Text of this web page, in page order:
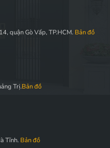
quận Gò Vấp, TP.HCM. Bản đồ
Trị.Bản đồ
Tĩnh. Bản đồ